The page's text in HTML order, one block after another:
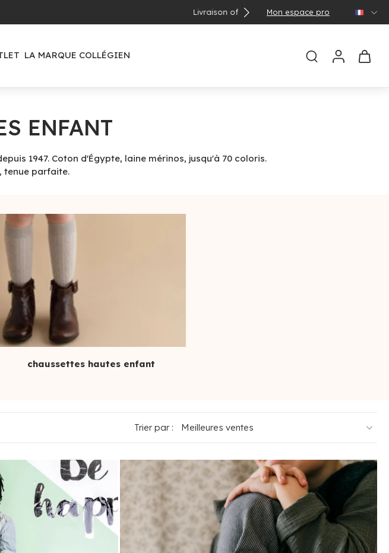
Mon espace pro 🌞
LA MARQUE COLLÉGIEN
ENFANT
1947. Coton d'Égypte, laine mérinos, jusqu'à 70 coloris.
tenue parfaite.
chaussettes hautes enfant
Trier par :